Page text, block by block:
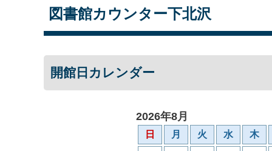
図書館カウンター下北沢
開館日カレンダー
2026年8月
日 月 火 水 木